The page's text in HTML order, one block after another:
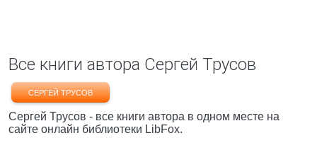
Все книги автора Сергей Трусов
СЕРГЕЙ ТРУСОВ
Сергей Трусов - все книги автора в одном месте на
сайте онлайн библиотеки LibFox.